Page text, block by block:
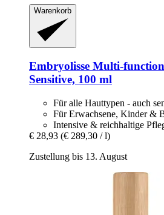
Warenkorb
Embryolisse Multi-​
Sensitive, 100 ml
Für alle Hauttypen - auch
Für Erwachsene, Kinder &
Intensive & reichhaltige
€ 28,93 (€ 289,30 / l)
Zustellung bis 13. August